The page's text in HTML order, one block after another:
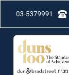
03-5379991